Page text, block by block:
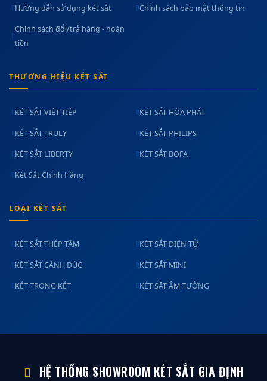
Hướng dẫn sử dụng két sắt Chính sách bảo mật thông tin
Chính sách đổi/trả hàng - hoàn
tiền
THƯƠNG HIỆU KÉT SẮT
KÉT SẮT VIỆT TIỆP KÉT SẮT HÒA PHÁT
KÉT SẮT TRULY KÉT SẮT PHILIPS
KÉT SẮT LIBERTY KÉT SẮT BOFA
Két Sắt Chính Hãng
LOẠI KÉT SẮT
KÉT SẮT THÉP TẤM KÉT SẮT ĐIỆN TỬ
KÉT SẮT CÁNH ĐÚC KÉT SẮT MINI
KÉT TRONG KÉT KÉT SẮT ÂM TƯỜNG
HỆ THỐNG SHOWROOM KÉT SẮT GIA ĐỊNH